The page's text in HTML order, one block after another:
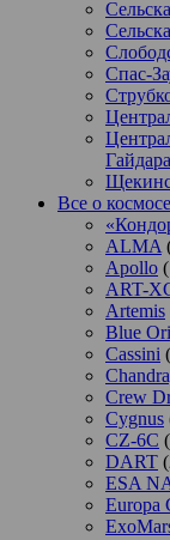
Спас-
Гайдара
Все о космосе
ALMA
Apollo
ART-
Artemis
Blue
Cassini
Crew
Cygnus
CZ-6C
DART
ESA
Europa